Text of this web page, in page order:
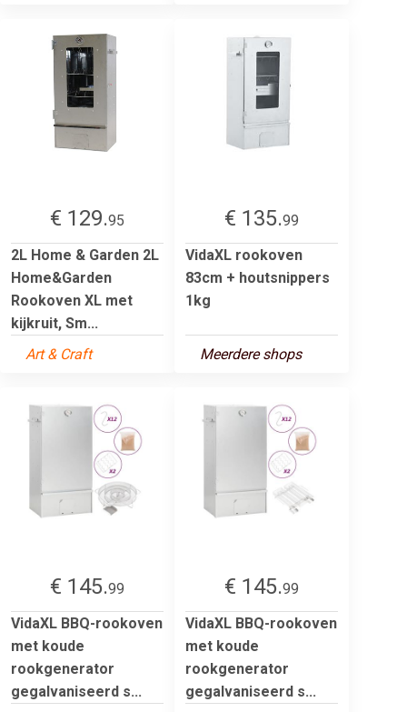
€ 129.95
2L Home & Garden 2L
Home&Garden
Rookoven XL met
kijkruit, Sm...
Art & Craft
€ 135.99
VidaXL rookoven
83cm + houtsnippers
1kg
Meerdere shops
€ 145.99
VidaXL BBQ-rookoven
met koude
rookgenerator
gegalvaniseerd s...
€ 145.99
VidaXL BBQ-rookoven
met koude
rookgenerator
gegalvaniseerd s...